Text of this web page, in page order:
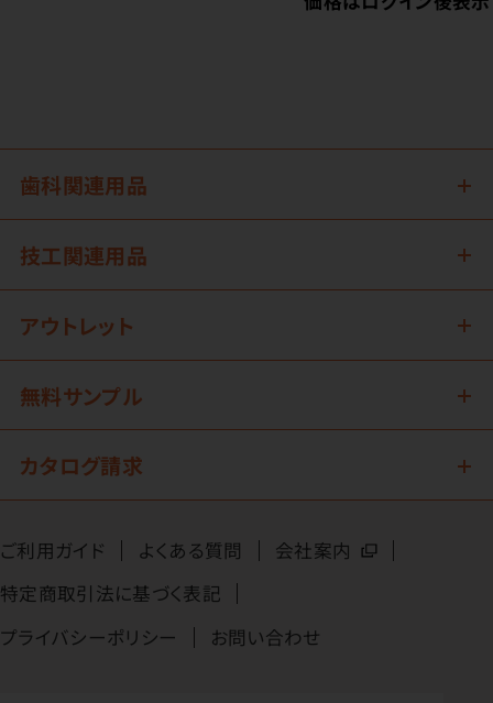
歯科関連用品
技工関連用品
アウトレット
無料サンプル
カタログ請求
ご利用ガイド よくある質問
会社案内
特定商取引法に基づく表記
プライバシーポリシー
お問い合わせ